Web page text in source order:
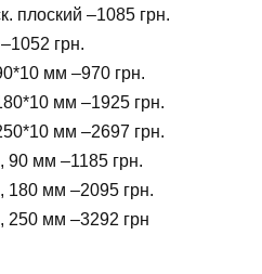
плоский –1085 грн.
грн.
мм –970 грн.
мм –1925 грн.
мм –2697 грн.
90 мм –1185 грн.
180 мм –2095 грн.
250 мм –3292 грн